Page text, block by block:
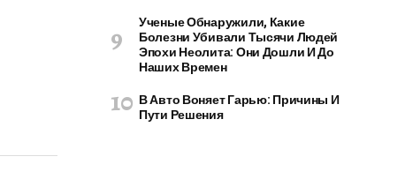
Ученые Обнаружили, Какие
Болезни Убивали Тысячи Людей
Эпохи Неолита: Они Дошли И До
Наших Времен
В Авто Воняет Гарью: Причины И
Пути Решения